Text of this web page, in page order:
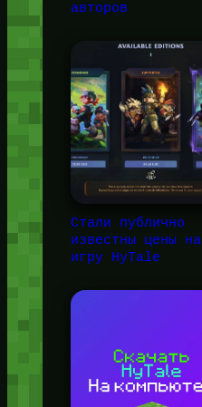
авторов
Стали публично
известны цены на
игру HyTale